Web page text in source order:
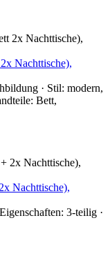
Nachttische),
· Stil: modern,
Bett,
Nachttische),
3-teilig ·